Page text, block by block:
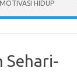
MOTIVASI HIDUP
Sehari-